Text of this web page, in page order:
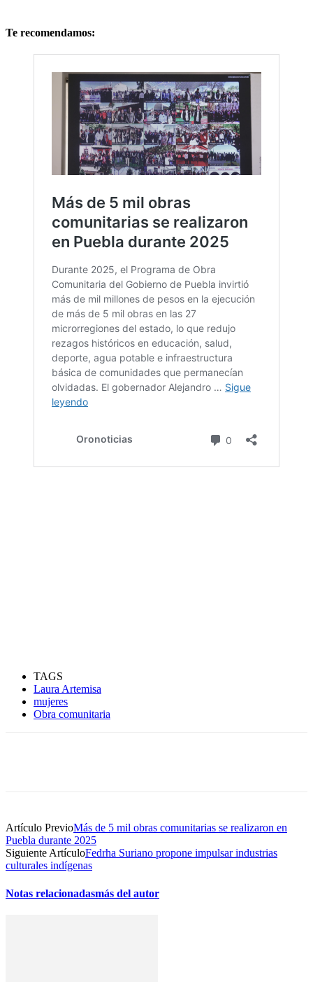
Te recomendamos:
TAGS
Laura Artemisa
mujeres
Obra comunitaria
Artículo PrevioMás de 5 mil obras comunitarias se realizaron en
Puebla durante 2025
Siguiente ArtículoFedrha Suriano propone impulsar industrias
culturales indígenas
Notas relacionadasmás del autor